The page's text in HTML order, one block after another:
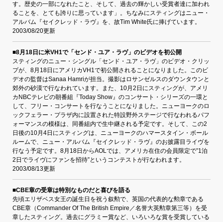
す。歴史の一部になれたこと、そして、過去の輝かしい受賞者達に加われ
ることを、とても誇りに思っています」。ちなみにスティングはニュー・
アルバム『セイクレッド・ラヴ』を、故Tim White氏に捧げています。
2003/08/20更新
■8月18日に米VH1で「センド・ユア・ラヴ」のビデオを初公開
スティングのニュー・シングル「センド・ユア・ラヴ」のビデオ・クリッ
プが、8月18日にアメリカVH1で初公開されることになりました。このビ
デオの監督はSanaa Hamriが担当。撮影はロサンゼルスのダウンタウンと
郊外の砂漠で行なわれています。また、10月2日にスティングが、アメリ
カNBCテレビの朝番組『Today Show』のコンサート・シリーズの一環と
して、フリー・コンサートを行なうことになりました。ニューヨークのロ
ックフェラー・プラザ内に設置された特設野外ステージで行なわれるパフ
ォーマンスの模様は、同番組内で生中継される予定です。そして、この2
日後の10月4日にスティングは、ニューヨークのハマースタイン・ボール
ルームで、ニュー・アルバム『セイクレッド・ラヴ』のお披露目ライヴを
行なう予定です。8月18日からAOLでは、アメリカ在住の会員限定で”1泊
2日でライヴにファンを招待”というコンテストが行なわれます。
2003/08/13更新
■CBE章の受章は特別なものだと喜びを語る
先頃エリザベス女王の誕生日を祝う叙勲で、英国の代表的な勲章である
CBE章（Commander Of The British Empire／名誉大英勲章第三等）を受
章したスティング。過去にグラミー賞など、いろいろな賞を受賞している